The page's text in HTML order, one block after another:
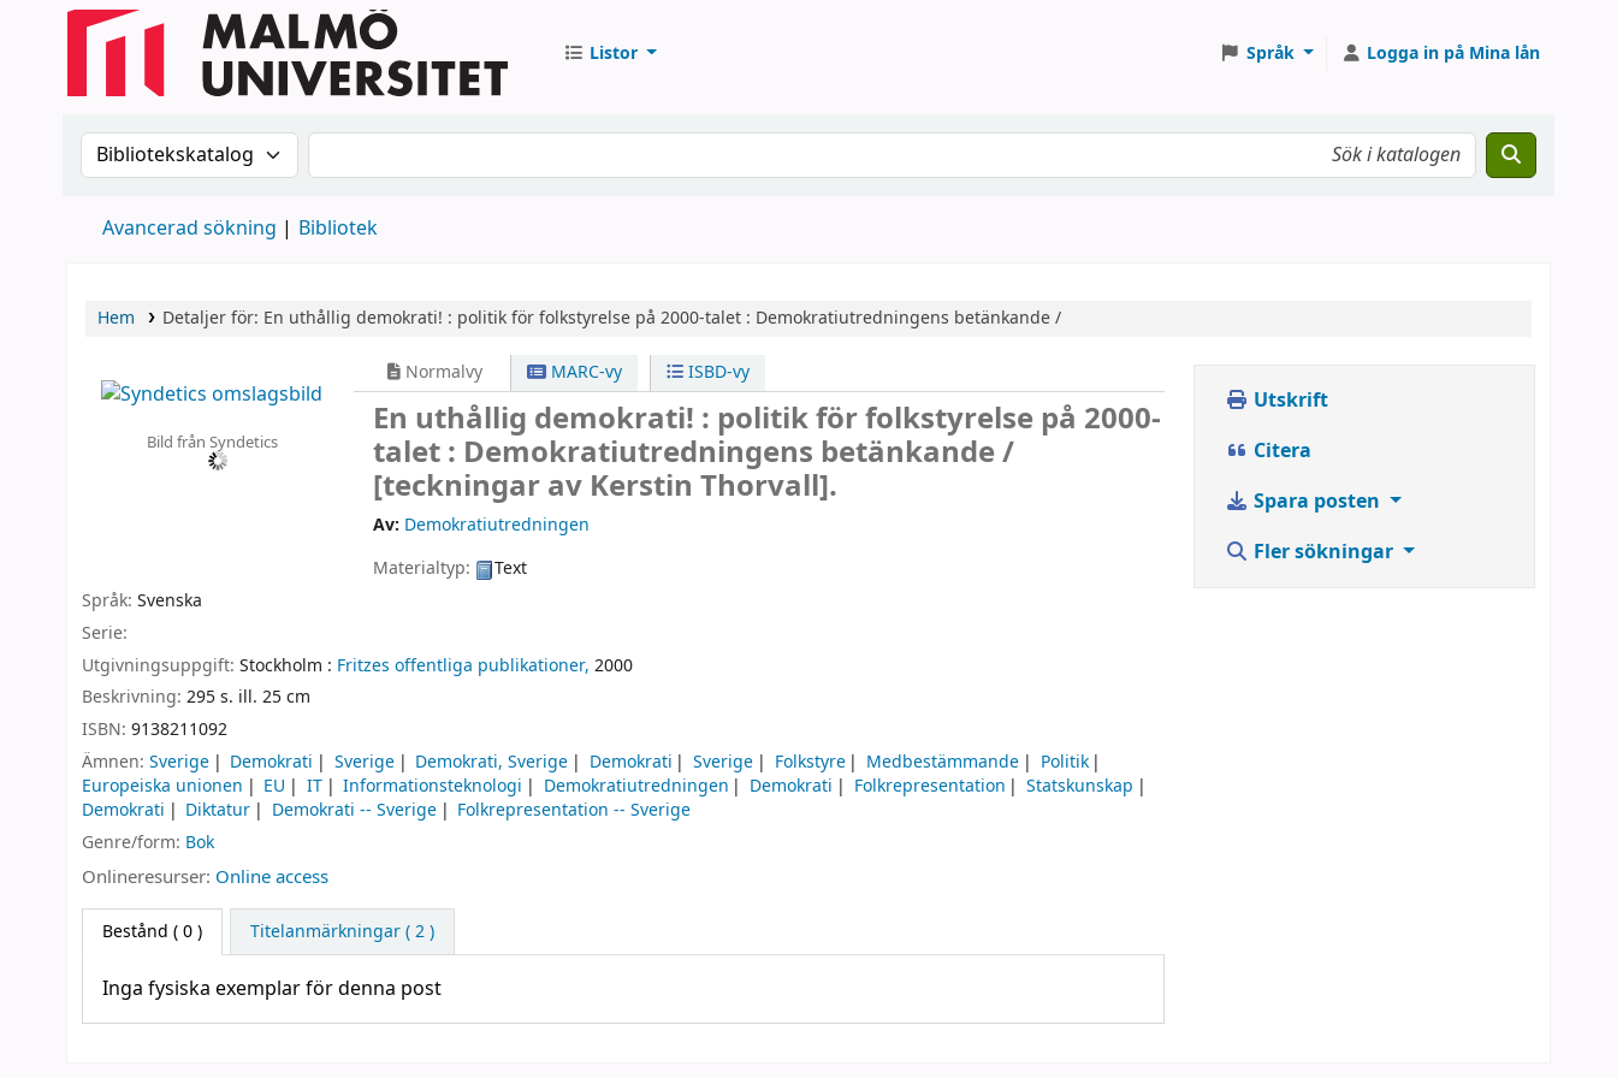
Listor Språk Logga in på Mina lån
Sök i katalogen efter:Sök i katalogen
Avancerad sökning Bibliotek
Hem Detaljer för: En uthållig demokrati! : politik för folkstyrelse på 2000-talet : Demokratiutredningens betänkande /
Bild från Syndetics
Normalvy MARC-vy ISBD-vy
En uthållig demokrati! : politik för folkstyrelse på 2000-
talet : Demokratiutredningens betänkande /
[teckningar av Kerstin Thorvall].
Av: Demokratiutredningen
Materialtyp:
Text
Språk: Svenska
Serie:
Utgivningsuppgift: Stockholm : Fritzes offentliga publikationer, 2000
Beskrivning: 295 s. ill. 25 cm
ISBN: 9138211092
Ämnen: Sverige Demokrati Sverige Demokrati, Sverige Demokrati Sverige Folkstyre Medbestämmande
Politik
Europeiska unionen
EU IT Informationsteknologi Demokratiutredningen Demokrati Folkrepresentation
Statskunskap
Demokrati
Diktatur Demokrati -- Sverige
Folkrepresentation -- Sverige
Genre/form: Bok
Onlineresurser: Online access
Bestånd ( 0 ) Titelanmärkningar ( 2 )
Inga fysiska exemplar för denna post
Utskrift
Citera
Spara posten
Fler sökningar